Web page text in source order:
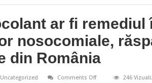
ar fi remediul
nosocomiale,
din România
Uncategorized Comments Offon
246